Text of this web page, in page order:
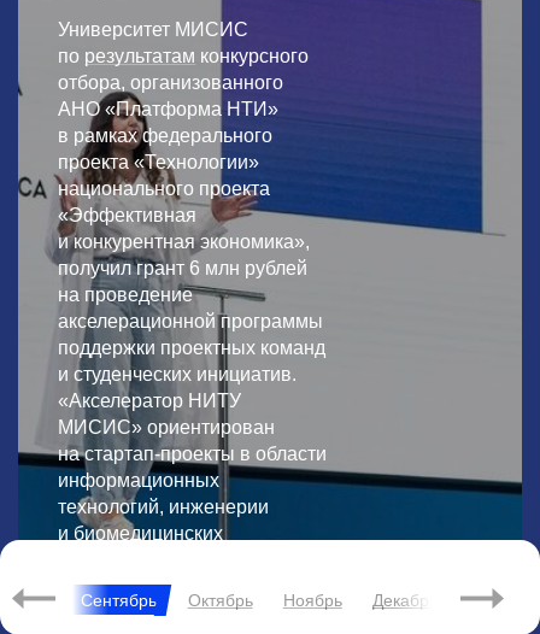
Август Сентябрь Октябрь Ноябрь Декабрь
Университет МИСИС
по результатам конкурсного
отбора, организованного
АНО «Платформа НТИ»
в рамках федерального
проекта «Технологии»
национального проекта
«Эффективная
и конкурентная экономика»,
получил грант 6 млн рублей
на проведение
акселерационной программы
поддержки проектных команд
и студенческих инициатив.
«Акселератор НИТУ
МИСИС» ориентирован
на стартап-проекты в области
информационных
технологий, инженерии
и биомедицинских